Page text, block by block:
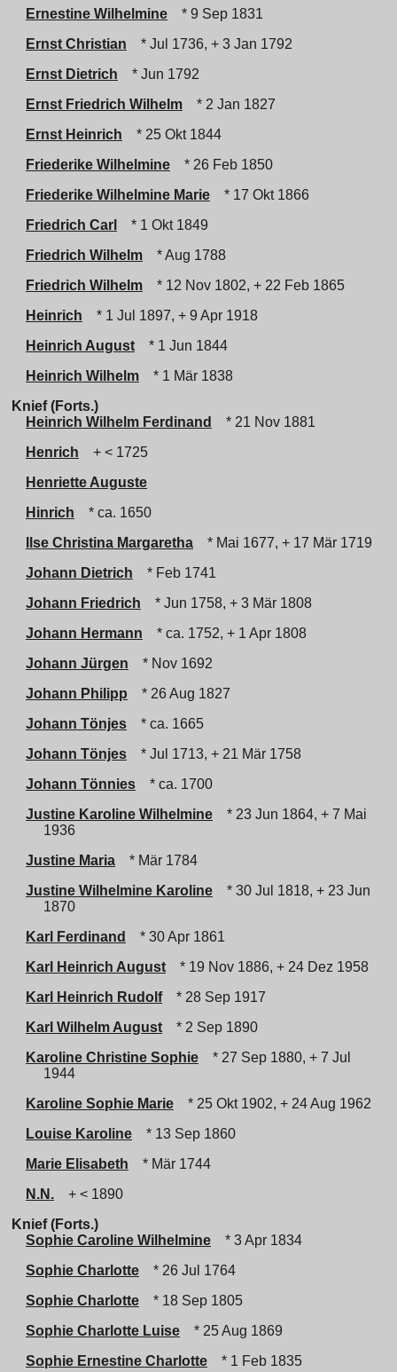
Ernestine Wilhelmine
* 9 Sep 1831
Ernst Christian
* Jul 1736, + 3 Jan 1792
Ernst Dietrich
* Jun 1792
Ernst Friedrich Wilhelm
* 2 Jan 1827
Ernst Heinrich
* 25 Okt 1844
Friederike Wilhelmine
* 26 Feb 1850
Friederike Wilhelmine Marie
* 17 Okt 1866
Friedrich Carl
* 1 Okt 1849
Friedrich Wilhelm
* Aug 1788
Friedrich Wilhelm
* 12 Nov 1802, + 22 Feb 1865
Heinrich
* 1 Jul 1897, + 9 Apr 1918
Heinrich August
* 1 Jun 1844
Heinrich Wilhelm
* 1 Mär 1838
Knief (Forts.)
Heinrich Wilhelm Ferdinand
* 21 Nov 1881
Henrich
+ < 1725
Henriette Auguste
Hinrich
* ca. 1650
Ilse Christina Margaretha
* Mai 1677, + 17 Mär 1719
Johann Dietrich
* Feb 1741
Johann Friedrich
* Jun 1758, + 3 Mär 1808
Johann Hermann
* ca. 1752, + 1 Apr 1808
Johann Jürgen
* Nov 1692
Johann Philipp
* 26 Aug 1827
Johann Tönjes
* ca. 1665
Johann Tönjes
* Jul 1713, + 21 Mär 1758
Johann Tönnies
* ca. 1700
Justine Karoline Wilhelmine
* 23 Jun 1864, + 7 Mai
1936
Justine Maria
* Mär 1784
Justine Wilhelmine Karoline
* 30 Jul 1818, + 23 Jun
1870
Karl Ferdinand
* 30 Apr 1861
Karl Heinrich August
* 19 Nov 1886, + 24 Dez 1958
Karl Heinrich Rudolf
* 28 Sep 1917
Karl Wilhelm August
* 2 Sep 1890
Karoline Christine Sophie
* 27 Sep 1880, + 7 Jul
1944
Karoline Sophie Marie
* 25 Okt 1902, + 24 Aug 1962
Louise Karoline
* 13 Sep 1860
Marie Elisabeth
* Mär 1744
N.N.
+ < 1890
Knief (Forts.)
Sophie Caroline Wilhelmine
* 3 Apr 1834
Sophie Charlotte
* 26 Jul 1764
Sophie Charlotte
* 18 Sep 1805
Sophie Charlotte Luise
* 25 Aug 1869
Sophie Ernestine Charlotte
* 1 Feb 1835